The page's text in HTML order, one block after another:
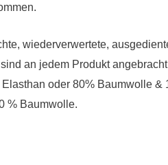
wiederverwertete,
an jedem Produkt
oder 80% Baumwolle &
% Baumwolle.